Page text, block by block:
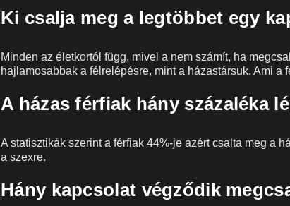
Ki csalja meg a legtöbbet egy
Minden az életkortól függ, mivel a nem számít, ha
hajlamosabbak a félrelépésre, mint a házastársuk. Ami a
A házas férfiak hány százaléka
A statisztikák szerint a férfiak 44%-je azért csalta meg a
a szexre.
Hány kapcsolat végződik